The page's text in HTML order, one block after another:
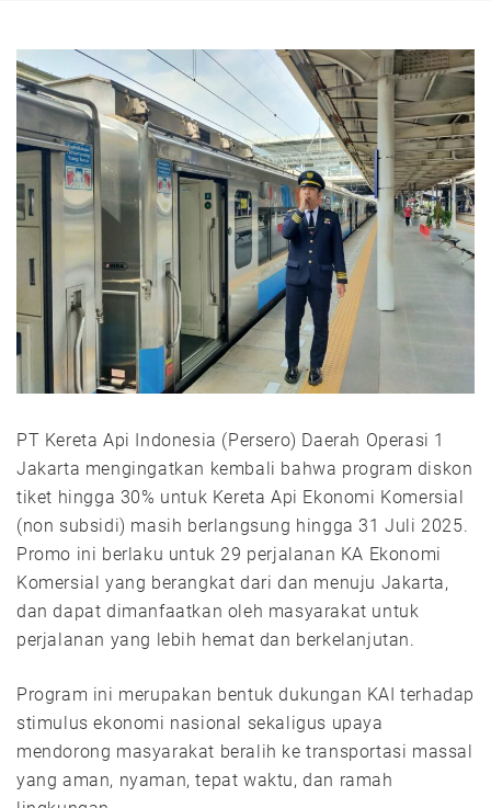
PT Kereta Api Indonesia (Persero) Daerah Operasi 1
Jakarta mengingatkan kembali bahwa program diskon
tiket hingga 30% untuk Kereta Api Ekonomi Komersial
(non subsidi) masih berlangsung hingga 31 Juli 2025.
Promo ini berlaku untuk 29 perjalanan KA Ekonomi
Komersial yang berangkat dari dan menuju Jakarta,
dan dapat dimanfaatkan oleh masyarakat untuk
perjalanan yang lebih hemat dan berkelanjutan.
Program ini merupakan bentuk dukungan KAI terhadap
stimulus ekonomi nasional sekaligus upaya
mendorong masyarakat beralih ke transportasi massal
yang aman, nyaman, tepat waktu, dan ramah